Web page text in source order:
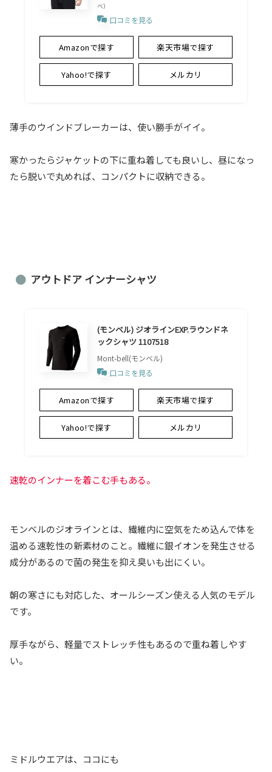
べ）
口コミを見る
Amazonで探す 楽天市場で探す
Yahoo!で探す メルカリ
薄手のウインドブレーカーは、使い勝手がイイ。
寒かったらジャケットの下に重ね着しても良いし、昼になっ
たら脱いで丸めれば、コンパクトに収納できる。
アウトドア インナーシャツ
(モンベル) ジオラインEXP.ラウンドネ
ックシャツ 1107518
Mont-bell(モンベル)
口コミを見る
Amazonで探す 楽天市場で探す
Yahoo!で探す メルカリ
速乾のインナーを着こむ手もある。
モンベルのジオラインとは、繊維内に空気をため込んで体を
温める速乾性の新素材のこと。繊維に銀イオンを発生させる
成分があるので菌の発生を抑え臭いも出にくい。
朝の寒さにも対応した、オールシーズン使える人気のモデル
です。
厚手ながら、軽量でストレッチ性もあるので重ね着しやす
い。
ミドルウエアは、ココにも